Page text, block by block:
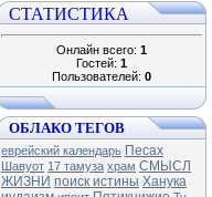
СТАТИСТИКА
Онлайн всего: 1
Гостей: 1
Пользователей: 0
ОБЛАКО ТЕГОВ
еврейский календарь Песах
Шавуот 17 тамуза храм СМЫСЛ
ЖИЗНИ поиск истины Ханука